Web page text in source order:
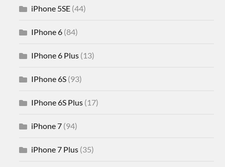
iPhone 5SE (44)
IPhone 6 (84)
IPhone 6 Plus (13)
IPhone 6S (93)
IPhone 6S Plus (17)
iPhone 7 (94)
iPhone 7 Plus (35)